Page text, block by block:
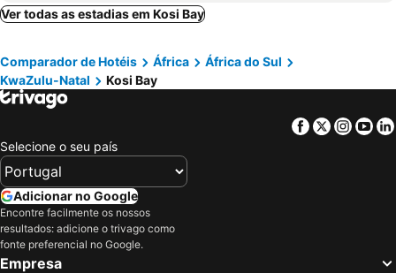
Kruger National Park, Limpopo Hotéis
Ver todas as estadias em Kosi Bay
Comparador de Hotéis África
África do Sul
KwaZulu-Natal
Kosi Bay
Facebook
Twitter
Selecione o seu país
Adicionar no Google
Encontre facilmente os nossos
resultados: adicione o trivago como
fonte preferencial no Google.
Empresa